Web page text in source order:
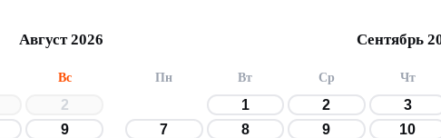
Август 2026
Вс
2
9
Сентябрь
Пн Вт Ср Чт
1 2 3
7
8 9 10